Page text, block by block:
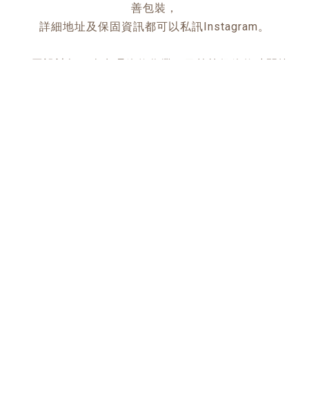
善包裝，
詳細地址及保固資訊都可以私訊Instagram。